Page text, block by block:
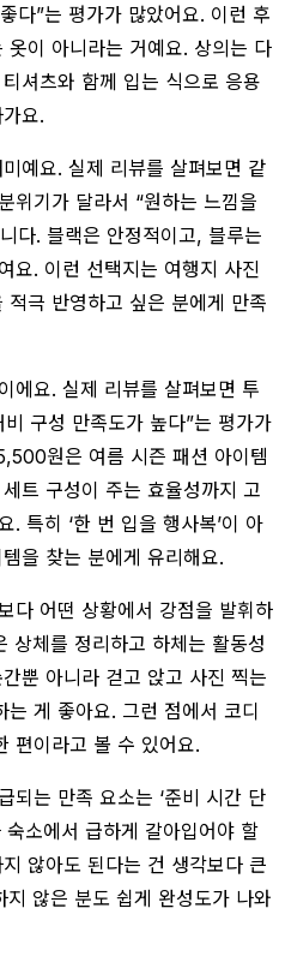
다”는 평가가 많았어요. 이런 후
이 아니라는 거예요. 상의는 다
셔츠와 함께 입는 식으로 응용
요.
예요. 실제 리뷰를 살펴보면 같
위기가 달라서 “원하는 느낌을
다. 블랙은 안정적이고, 블루는
요. 이런 선택지는 여행지 사진
극 반영하고 싶은 분에게 만족
에요. 실제 리뷰를 살펴보면 투
구성 만족도가 높다”는 평가가
원은 여름 시즌 패션 아이템
트 구성이 주는 효율성까지 고
. 특히 ‘한 번 입을 행사복’이 아
을 찾는 분에게 유리해요.
다 어떤 상황에서 강점을 발휘하
상체를 정리하고 하체는 활동성
뿐 아니라 걷고 앉고 사진 찍는
는 게 좋아요. 그런 점에서 코디
편이라고 볼 수 있어요.
되는 만족 요소는 ‘준비 시간 단
숙소에서 급하게 갈아입어야 할
않아도 된다는 건 생각보다 큰
지 않은 분도 쉽게 완성도가 나와